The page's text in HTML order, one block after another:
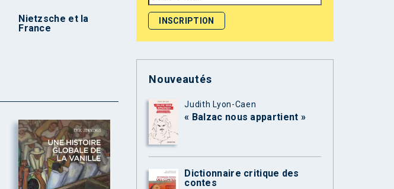
Nietzsche et la
France
Nouveautés
Judith Lyon-Caen
« Balzac nous appartient »
Dictionnaire critique des
contes